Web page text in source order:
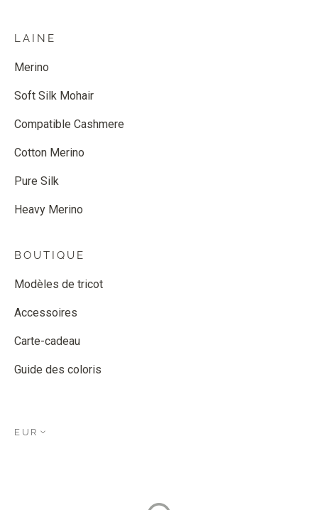
LAINE
Merino
Soft Silk Mohair
Compatible Cashmere
Cotton Merino
Pure Silk
Heavy Merino
BOUTIQUE
Modèles de tricot
Accessoires
Carte-cadeau
Guide des coloris
EUR